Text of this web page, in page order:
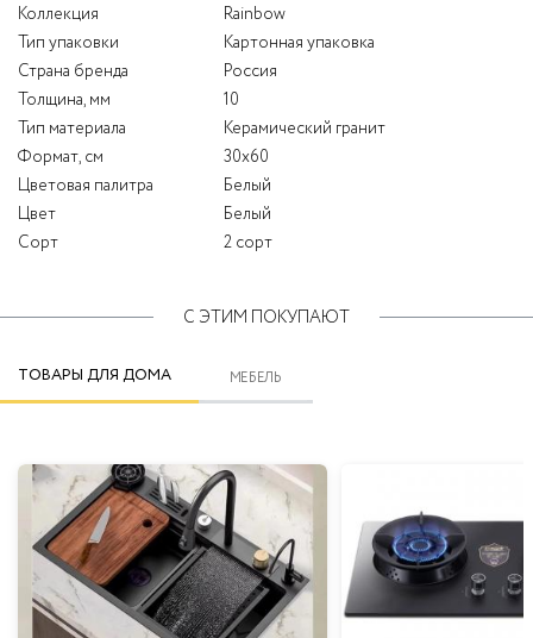
Коллекция
Rainbow
Тип упаковки
Картонная упаковка
Страна бренда
Россия
Толщина, мм
10
Тип материала
Керамический гранит
Формат, см
30x60
Цветовая палитра
Белый
Цвет
Белый
Сорт
2 сорт
С ЭТИМ ПОКУПАЮТ
ТОВАРЫ ДЛЯ ДОМА МЕБЕЛЬ